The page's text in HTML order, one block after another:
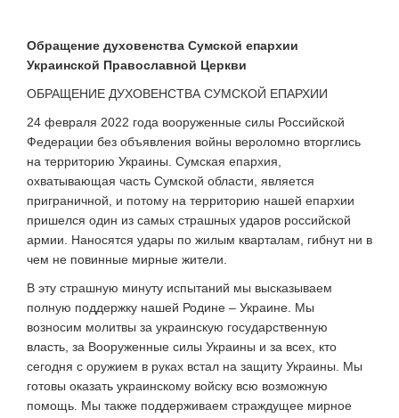
Обращение духовенства Сумской епархии
Украинской Православной Церкви
ОБРАЩЕНИЕ ДУХОВЕНСТВА СУМСКОЙ ЕПАРХИИ
24 февраля 2022 года вооруженные силы Российской
Федерации без объявления войны вероломно вторглись
на территорию Украины. Сумская епархия,
охватывающая часть Сумской области, является
приграничной, и потому на территорию нашей епархии
пришелся один из самых страшных ударов российской
армии. Наносятся удары по жилым кварталам, гибнут ни в
чем не повинные мирные жители.
В эту страшную минуту испытаний мы высказываем
полную поддержку нашей Родине – Украине. Мы
возносим молитвы за украинскую государственную
власть, за Вооруженные силы Украины и за всех, кто
сегодня с оружием в руках встал на защиту Украины. Мы
готовы оказать украинскому войску всю возможную
помощь. Мы также поддерживаем страждущее мирное